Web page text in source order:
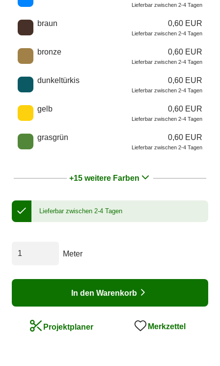
Lieferbar zwischen 2-4 Tagen
braun 0,60 EUR
Lieferbar zwischen 2-4 Tagen
bronze 0,60 EUR
Lieferbar zwischen 2-4 Tagen
dunkeltürkis 0,60 EUR
Lieferbar zwischen 2-4 Tagen
gelb 0,60 EUR
Lieferbar zwischen 2-4 Tagen
grasgrün 0,60 EUR
Lieferbar zwischen 2-4 Tagen
+15 weitere Farben
Lieferbar zwischen 2-4 Tagen
Meter
In den Warenkorb
Projektplaner Merkzettel